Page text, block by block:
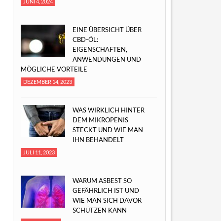
EINE ÜBERSICHT ÜBER
CBD-ÖL:
EIGENSCHAFTEN,
ANWENDUNGEN UND
MÖGLICHE VORTEILE
DEZEMBER 14, 2023
WAS WIRKLICH HINTER
DEM MIKROPENIS
STECKT UND WIE MAN
IHN BEHANDELT
JULI 11, 2023
WARUM ASBEST SO
GEFÄHRLICH IST UND
WIE MAN SICH DAVOR
SCHÜTZEN KANN